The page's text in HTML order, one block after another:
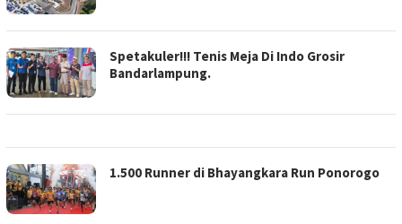
Spetakuler!!! Tenis Meja Di Indo Grosir
Bandarlampung.
1.500 Runner di Bhayangkara Run Ponorogo